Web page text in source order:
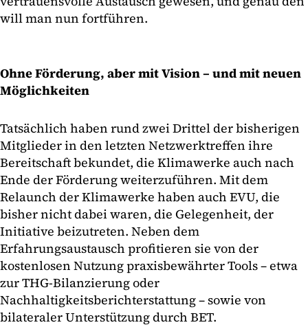
will man nun fortführen.
Ohne Förderung, aber mit Vision – und mit neuen
Möglichkeiten
Tatsächlich haben rund zwei Drittel der bisherigen
Mitglieder in den letzten Netzwerktreffen ihre
Bereitschaft bekundet, die Klimawerke auch nach
Ende der Förderung weiterzuführen. Mit dem
Relaunch der Klimawerke haben auch EVU, die
bisher nicht dabei waren, die Gelegenheit, der
Initiative beizutreten. Neben dem
Erfahrungsaustausch profitieren sie von der
kostenlosen Nutzung praxisbewährter Tools – etwa
zur THG-Bilanzierung oder
Nachhaltigkeitsberichterstattung – sowie von
bilateraler Unterstützung durch BET.